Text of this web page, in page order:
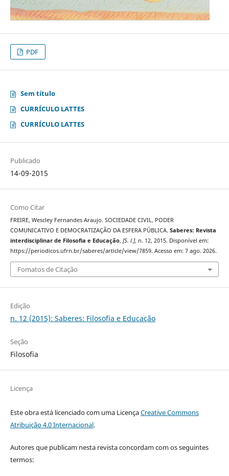
PDF
Sem título
CURRÍCULO LATTES
CURRÍCULO LATTES
Publicado
14-09-2015
Como Citar
FREIRE, Wescley Fernandes Araujo. SOCIEDADE CIVIL, PODER
COMUNICATIVO E DEMOCRATIZAÇÃO DA ESFERA PÚBLICA. Saberes: Revista
interdisciplinar de Filosofia e Educação, [S. l.], n. 12, 2015. Disponível em:
https://periodicos.ufrn.br/saberes/article/view/7859. Acesso em: 7 ago. 2026.
Fomatos de Citação
Edição
n. 12 (2015): Saberes: Filosofia e Educação
Seção
Filosofia
Licença
Este obra está licenciado com uma LicençaCreative Commons
Atribuição 4.0 Internacional.
Autores que publicam nesta revista concordam com os seguintes
termos: